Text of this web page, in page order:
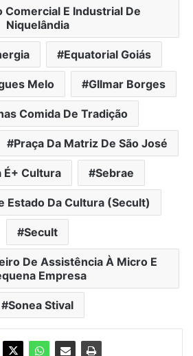
Comercial E Industrial De
Niquelândia
Equatorial Goiás
Melo GIlmar Borges
Comida De Tradição
Praça Da Matriz De São José
É+ Cultura Sebrae
Estado Da Cultura (Secult)
Secult
De Assistência À Micro E
Empresa
Sonea Stival